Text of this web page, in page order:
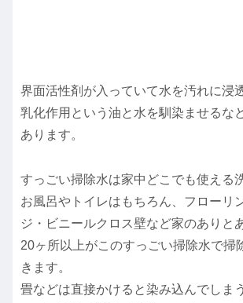
界面活性剤が入っていて水を汚れに浸
乳化作用という油と水を馴染ませるな
あります。
すっごい掃除水は家中どこでも使える
お風呂やトイレはもちろん、フローリ
ジ・ビニールクロス壁など家のありと
20ヶ所以上がこのすっごい掃除水で掃
きます。
畳などは直接かけると染み込んでしま